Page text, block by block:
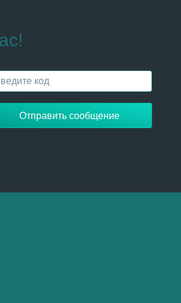
Отправить сообщение